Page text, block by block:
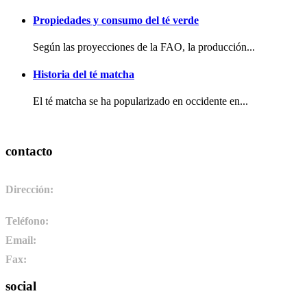
Propiedades y consumo del té verde
Según las proyecciones de la FAO, la producción...
Historia del té matcha
El té matcha se ha popularizado en occidente en...
contacto
Dirección:
Teléfono:
Email:
Fax:
social